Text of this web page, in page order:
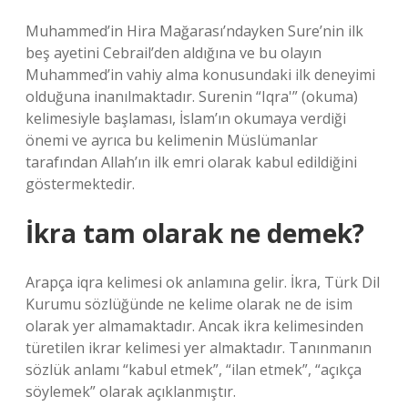
Muhammed’in Hira Mağarası’ndayken Sure’nin ilk
beş ayetini Cebrail’den aldığına ve bu olayın
Muhammed’in vahiy alma konusundaki ilk deneyimi
olduğuna inanılmaktadır. Surenin “Iqra'” (okuma)
kelimesiyle başlaması, İslam’ın okumaya verdiği
önemi ve ayrıca bu kelimenin Müslümanlar
tarafından Allah’ın ilk emri olarak kabul edildiğini
göstermektedir.
İkra tam olarak ne demek?
Arapça iqra kelimesi ok anlamına gelir. İkra, Türk Dil
Kurumu sözlüğünde ne kelime olarak ne de isim
olarak yer almamaktadır. Ancak ikra kelimesinden
türetilen ikrar kelimesi yer almaktadır. Tanınmanın
sözlük anlamı “kabul etmek”, “ilan etmek”, “açıkça
söylemek” olarak açıklanmıştır.